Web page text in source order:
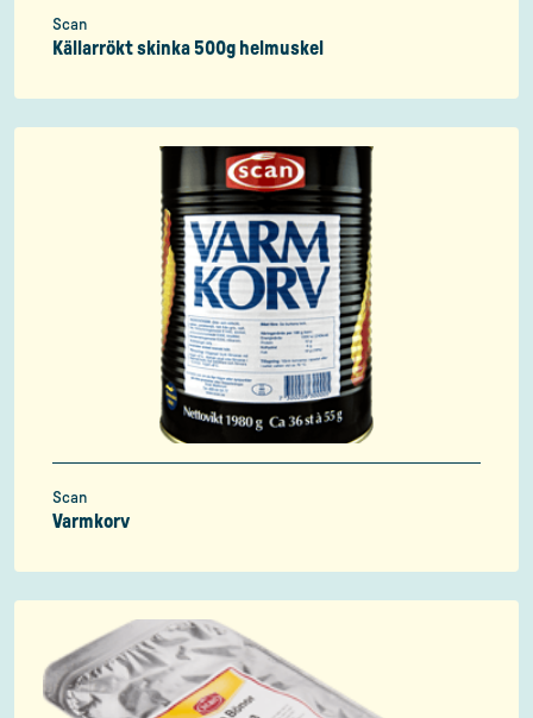
Scan
Källarrökt skinka 500g helmuskel
Scan
Varmkorv